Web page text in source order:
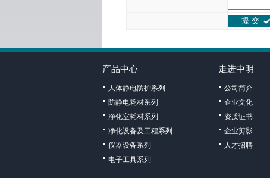
产品中心
人体静电防护系列
防静电耗材系列
净化室耗材系列
净化设备及工程系列
仪器设备系列
电子工具系列
走进中明
公司简介
企业文化
资质证书
企业剪影
人才招聘